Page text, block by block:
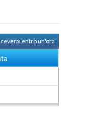
entro un'ora